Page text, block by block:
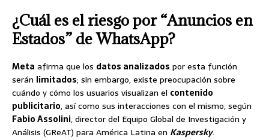
¿Cuál es el riesgo por “Anuncios en
Estados” de WhatsApp?
Meta afirma que los datos analizados por esta función
serán limitados; sin embargo, existe preocupación sobre
cuándo y cómo los usuarios visualizan el contenido
publicitario, así como sus interacciones con el mismo, según
Fabio Assolini, director del Equipo Global de Investigación y
Análisis (GReAT) para América Latina en Kaspersky.